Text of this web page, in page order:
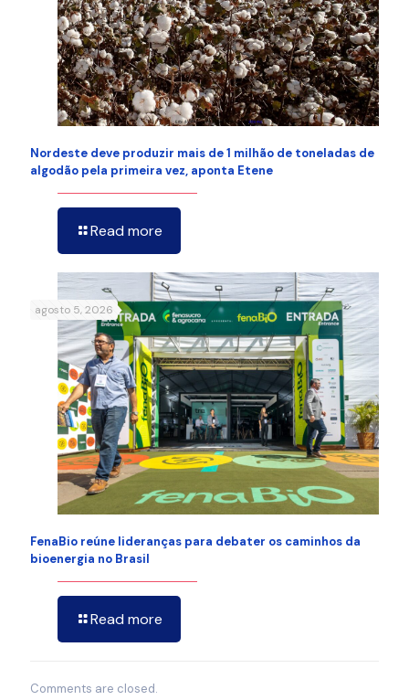
Nordeste deve produzir mais de 1 milhão de toneladas de
algodão pela primeira vez, aponta Etene
Read more
agosto 5, 2026
FenaBio reúne lideranças para debater os caminhos da
bioenergia no Brasil
Read more
Comments are closed.